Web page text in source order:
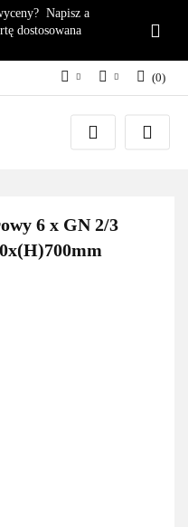
Napisz a
dostosowana
EUR
Załóż konto
(0)
6 x GN 2/3